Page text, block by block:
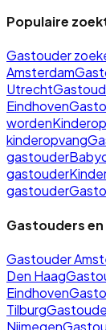
Populaire
Gastouder
Amsterdam
Utrecht
Eindhoven
worden
kinderopvang
gastouder
gastouder
gastouder
Gastouders
Gastouder
Den Haag
Eindhoven
Tilburg
Nijmegen